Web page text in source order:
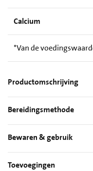
Calcium
*Van de
Productomschrijving
Bereidingsmethode
Bewaren & gebruik
Toevoegingen